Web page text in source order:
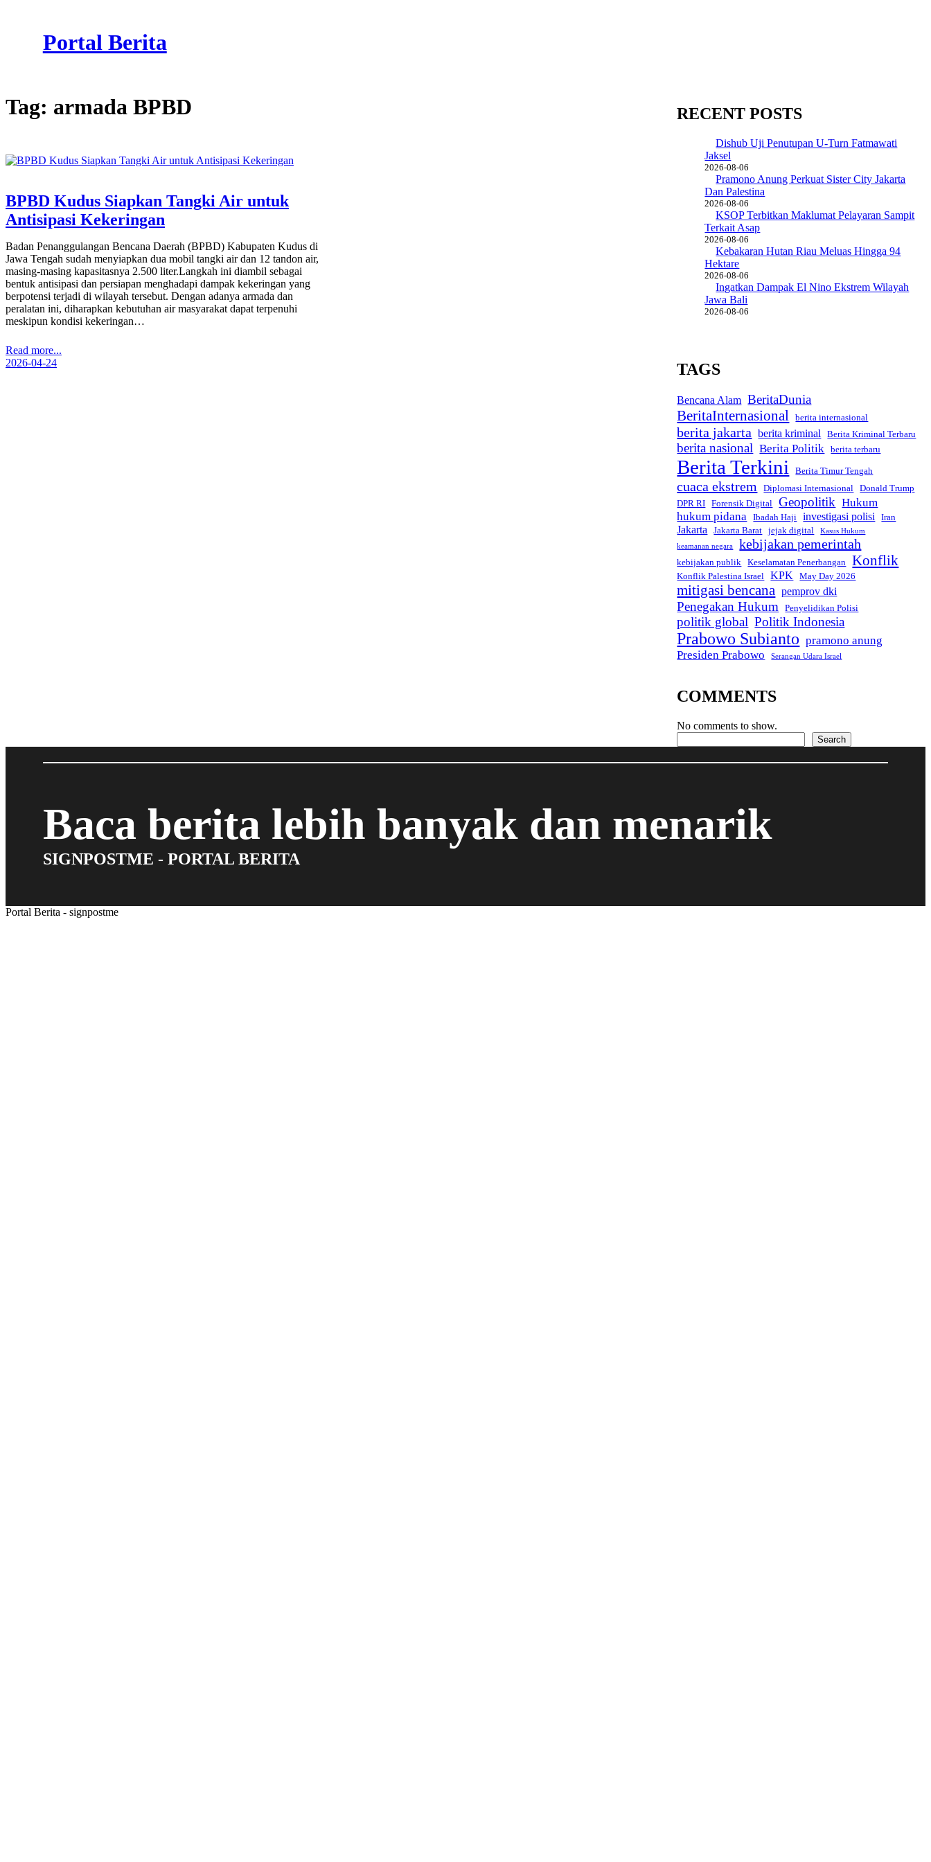
Portal Berita
Tag: armada BPBD
BPBD Kudus Siapkan Tangki Air untuk
Antisipasi Kekeringan
Badan Penanggulangan Bencana Daerah (BPBD) Kabupaten Kudus di
Jawa Tengah sudah menyiapkan dua mobil tangki air dan 12 tandon air,
masing-masing kapasitasnya 2.500 liter.Langkah ini diambil sebagai
bentuk antisipasi dan persiapan menghadapi dampak kekeringan yang
berpotensi terjadi di wilayah tersebut. Dengan adanya armada dan
peralatan ini, diharapkan kebutuhan air masyarakat dapat terpenuhi
meskipun kondisi kekeringan…
Read more...
2026-04-24
RECENT POSTS
Dishub Uji Penutupan U-Turn Fatmawati
Jaksel
2026-08-06
Pramono Anung Perkuat Sister City Jakarta
Dan Palestina
2026-08-06
KSOP Terbitkan Maklumat Pelayaran Sampit
Terkait Asap
2026-08-06
Kebakaran Hutan Riau Meluas Hingga 94
Hektare
2026-08-06
Ingatkan Dampak El Nino Ekstrem Wilayah
Jawa Bali
2026-08-06
TAGS
Bencana Alam BeritaDunia
BeritaInternasional berita internasional
berita jakarta berita kriminal Berita Kriminal Terbaru
berita nasional Berita Politik berita terbaru
Berita Terkini Berita Timur Tengah
cuaca ekstrem Diplomasi Internasional
Donald Trump
DPR RI
Forensik Digital Geopolitik Hukum
hukum pidana
Ibadah Haji investigasi polisi Iran
Jakarta Jakarta Barat jejak digital
Kasus Hukum
keamanan negara
kebijakan pemerintah
kebijakan publik Keselamatan Penerbangan Konflik
Konflik Palestina Israel KPK May Day 2026
mitigasi bencana pemprov dki
Penegakan Hukum Penyelidikan Polisi
politik global Politik Indonesia
Prabowo Subianto pramono anung
Presiden Prabowo
Serangan Udara Israel
COMMENTS
No comments to show.
Search
Baca berita lebih banyak dan menarik
SIGNPOSTME - PORTAL BERITA
Portal Berita - signpostme